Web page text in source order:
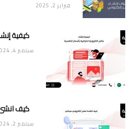
فبراير 2, 2025
سبتمبر 4, 2024
كيف
سبتمبر 2, 2024